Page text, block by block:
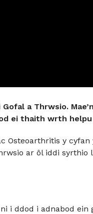
a Thrwsio.
ei thaith wrth
Osteoarthritis y
ar ôl iddi
i ddod i adnabod